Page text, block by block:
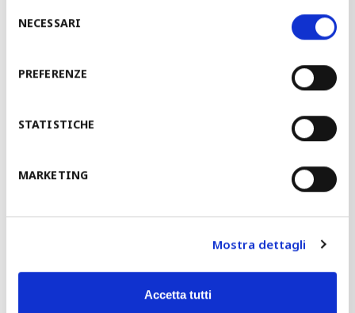
delNECESSARI
PREFERENZE
STATISTICHE
MARKETING
Mostra dettagli
Accetta tutti